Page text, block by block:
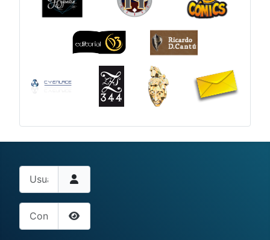
Usuario
Contraseña
Mostrar contraseña